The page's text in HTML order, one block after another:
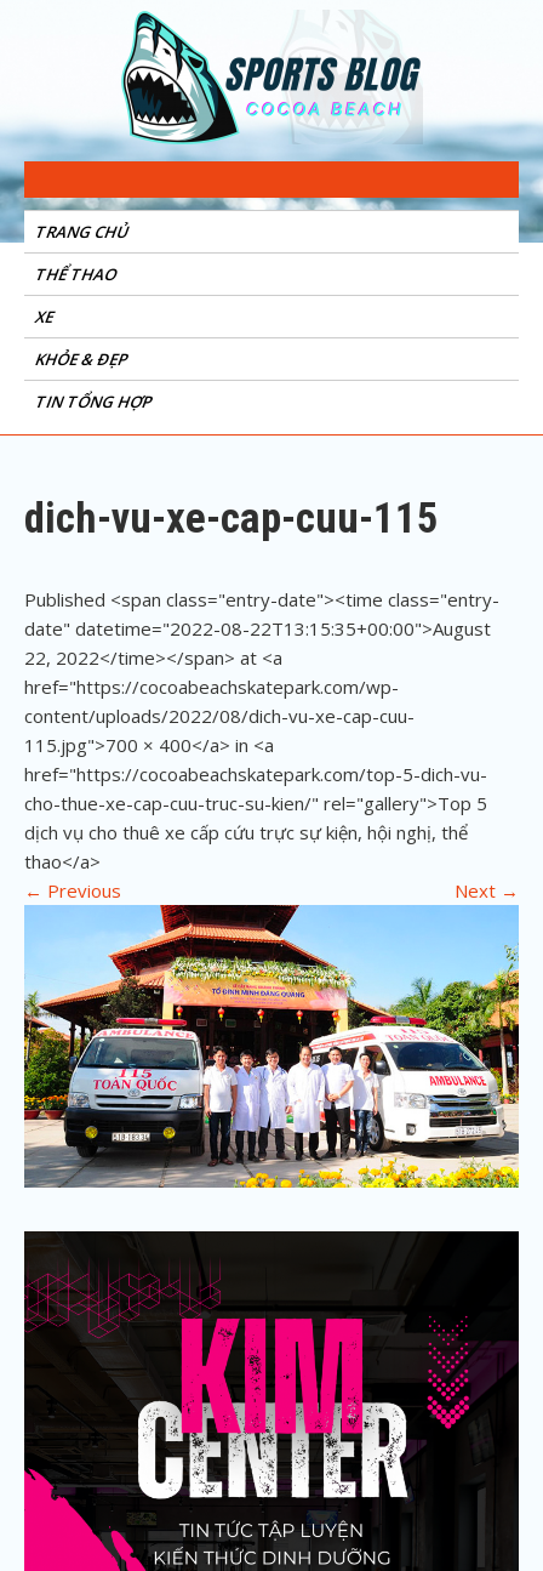
Sports Blog
Cocoa Beach
TRANG CHỦ
THỂ THAO
XE
KHỎE & ĐẸP
TIN TỔNG HỢP
dich-vu-xe-cap-cuu-115
Published <span class="entry-date"><time class="entry-
date" datetime="2022-08-22T13:15:35+00:00">August
22, 2022</time></span> at <a
href="https://cocoabeachskatepark.com/wp-
content/uploads/2022/08/dich-vu-xe-cap-cuu-
115.jpg">700 × 400</a> in <a
href="https://cocoabeachskatepark.com/top-5-dich-vu-
cho-thue-xe-cap-cuu-truc-su-kien/" rel="gallery">Top 5
dịch vụ cho thuê xe cấp cứu trực sự kiện, hội nghị, thể
thao</a>
← Previous Next →